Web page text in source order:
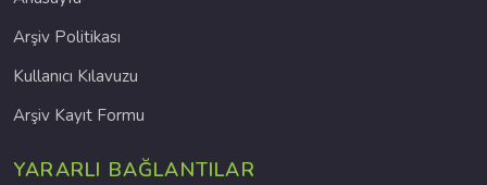
Arşiv Politikası
Kullanıcı Kılavuzu
Arşiv Kayıt Formu
YARARLI BAĞLANTILAR